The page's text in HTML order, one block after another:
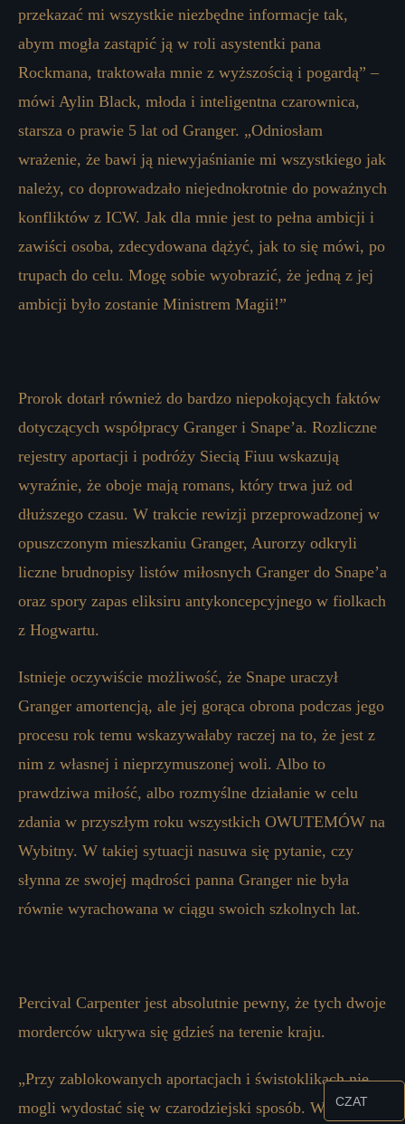
przekazać mi wszystkie niezbędne informacje tak,
abym mogła zastąpić ją w roli asystentki pana
Rockmana, traktowała mnie z wyższością i pogardą” –
mówi Aylin Black, młoda i inteligentna czarownica,
starsza o prawie 5 lat od Granger. „Odniosłam
wrażenie, że bawi ją niewyjaśnianie mi wszystkiego jak
należy, co doprowadzało niejednokrotnie do poważnych
konfliktów z ICW. Jak dla mnie jest to pełna ambicji i
zawiści osoba, zdecydowana dążyć, jak to się mówi, po
trupach do celu. Mogę sobie wyobrazić, że jedną z jej
ambicji było zostanie Ministrem Magii!”
Prorok dotarł również do bardzo niepokojących faktów
dotyczących współpracy Granger i Snape’a. Rozliczne
rejestry aportacji i podróży Siecią Fiuu wskazują
wyraźnie, że oboje mają romans, który trwa już od
dłuższego czasu. W trakcie rewizji przeprowadzonej w
opuszczonym mieszkaniu Granger, Aurorzy odkryli
liczne brudnopisy listów miłosnych Granger do Snape’a
oraz spory zapas eliksiru antykoncepcyjnego w fiolkach
z Hogwartu.
Istnieje oczywiście możliwość, że Snape uraczył
Granger amortencją, ale jej gorąca obrona podczas jego
procesu rok temu wskazywałaby raczej na to, że jest z
nim z własnej i nieprzymuszonej woli. Albo to
prawdziwa miłość, albo rozmyślne działanie w celu
zdania w przyszłym roku wszystkich OWUTEMÓW na
Wybitny. W takiej sytuacji nasuwa się pytanie, czy
słynna ze swojej mądrości panna Granger nie była
równie wyrachowana w ciągu swoich szkolnych lat.
Percival Carpenter jest absolutnie pewny, że tych dwoje
morderców ukrywa się gdzieś na terenie kraju.
„Przy zablokowanych aportacjach i świstoklikach nie
mogli wydostać się w czarodziejski sposób. Wszystkie
CZAT